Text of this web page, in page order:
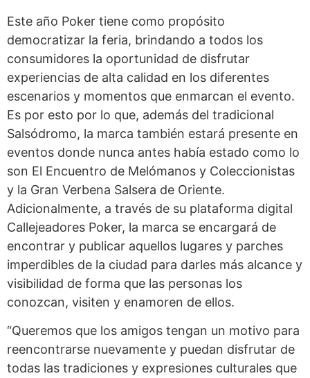
Este año Poker tiene como propósito
democratizar la feria, brindando a todos los
consumidores la oportunidad de disfrutar
experiencias de alta calidad en los diferentes
escenarios y momentos que enmarcan el evento.
Es por esto por lo que, además del tradicional
Salsódromo, la marca también estará presente en
eventos donde nunca antes había estado como lo
son El Encuentro de Melómanos y Coleccionistas
y la Gran Verbena Salsera de Oriente.
Adicionalmente, a través de su plataforma digital
Callejeadores Poker, la marca se encargará de
encontrar y publicar aquellos lugares y parches
imperdibles de la ciudad para darles más alcance y
visibilidad de forma que las personas los
conozcan, visiten y enamoren de ellos.
“Queremos que los amigos tengan un motivo para
reencontrarse nuevamente y puedan disfrutar de
todas las tradiciones y expresiones culturales que